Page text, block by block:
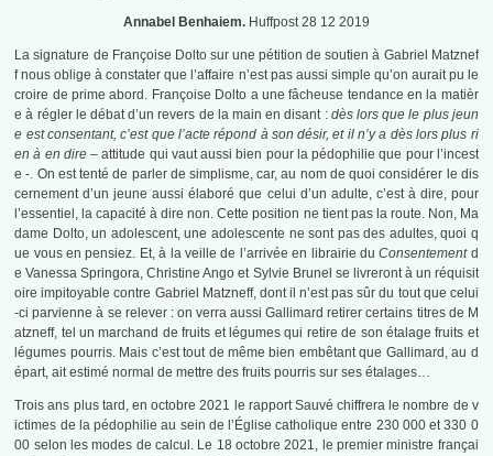
Annabel Benhaiem. Huffpost 28 12 2019
La signature de Françoise Dolto sur une pétition de soutien à Gabriel Matznef
f nous oblige à constater que l’affaire n’est pas aussi simple qu’on aurait pu le
croire de prime abord. Françoise Dolto a une fâcheuse tendance en la matièr
e à régler le débat d’un revers de la main en disant : dès lors que le plus jeun
e est consentant, c’est que l’acte répond à son désir, et il n’y a dès lors plus ri
en à en dire– attitude qui vaut aussi bien pour la pédophilie que pour l’incest
e -. On est tenté de parler de simplisme, car, au nom de quoi considérer le dis
cernement d’un jeune aussi élaboré que celui d’un adulte, c’est à dire, pour
l’essentiel, la capacité à dire non. Cette position ne tient pas la route. Non, Ma
dame Dolto, un adolescent, une adolescente ne sont pas des adultes, quoi q
ue vous en pensiez. Et, à la veille de l’arrivée en librairie duConsentementd
e Vanessa Springora, Christine Ango et Sylvie Brunel se livreront à un réquisit
oire impitoyable contre Gabriel Matzneff, dont il n’est pas sûr du tout que celui
-ci parvienne à se relever : on verra aussi Gallimard retirer certains titres de M
atzneff, tel un marchand de fruits et légumes qui retire de son étalage fruits et
légumes pourris. Mais c’est tout de même bien embêtant que Gallimard, au d
épart, ait estimé normal de mettre des fruits pourris sur ses étalages…
Trois ans plus tard, en octobre 2021 le rapport Sauvé chiffrera le nombre de v
ictimes de la pédophilie au sein de l’Église catholique entre 230 000 et 330 0
00 selon les modes de calcul. Le 18 octobre 2021, le premier ministre françai